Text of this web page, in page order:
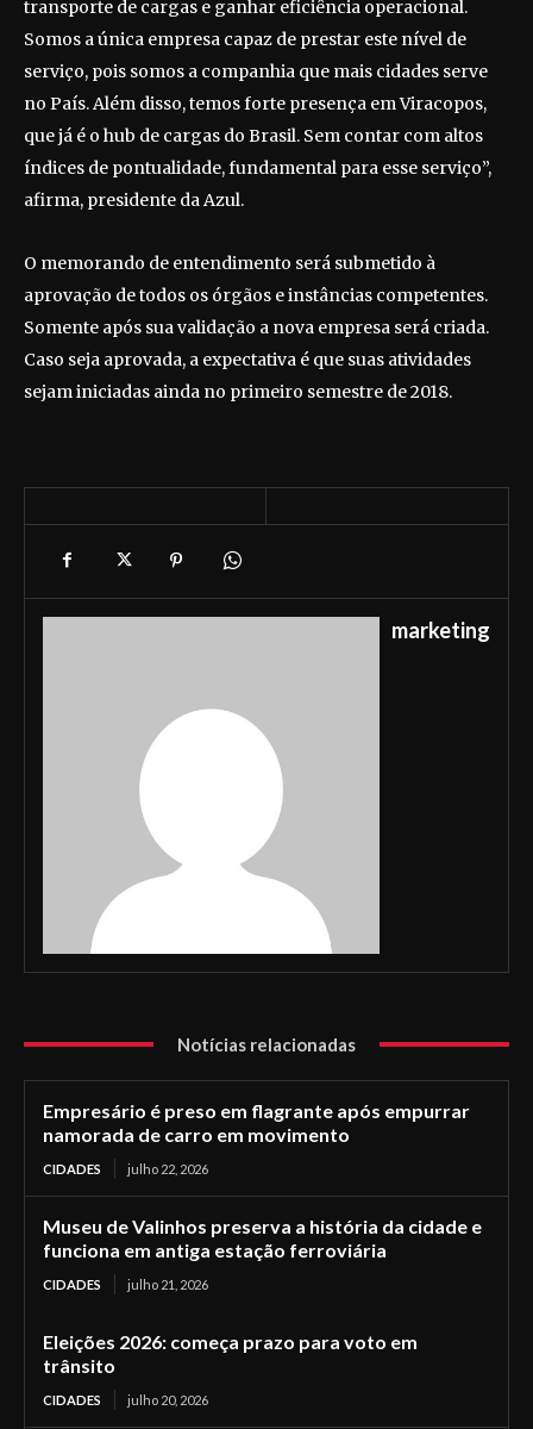
transporte de cargas e ganhar eficiência operacional.
Somos a única empresa capaz de prestar este nível de
serviço, pois somos a companhia que mais cidades serve
no País. Além disso, temos forte presença em Viracopos,
que já é o hub de cargas do Brasil. Sem contar com altos
índices de pontualidade, fundamental para esse serviço”,
afirma, presidente da Azul.
O memorando de entendimento será submetido à
aprovação de todos os órgãos e instâncias competentes.
Somente após sua validação a nova empresa será criada.
Caso seja aprovada, a expectativa é que suas atividades
sejam iniciadas ainda no primeiro semestre de 2018.
marketing
Notícias relacionadas
Empresário é preso em flagrante após empurrar
namorada de carro em movimento
CIDADES julho 22, 2026
Museu de Valinhos preserva a história da cidade e
funciona em antiga estação ferroviária
CIDADES julho 21, 2026
Eleições 2026: começa prazo para voto em
trânsito
CIDADES julho 20, 2026